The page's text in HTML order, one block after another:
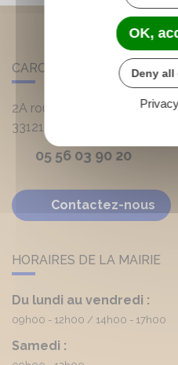
CARCANS
2A route d'Hourtin
33121
05 56 03 90 20
Contactez-nous
HORAIRES DE LA MAIRIE
Du lundi au vendredi :
09h00 - 12h00 14h00 - 17h00
Samedi :
OK,
Deny